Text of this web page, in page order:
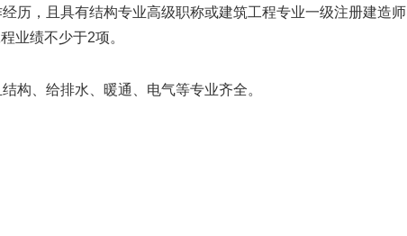
历，且具有结构专业高级职称或建筑工程专业一级注册建造师
业绩不少于2项。
构、给排水、暖通、电气等专业齐全。